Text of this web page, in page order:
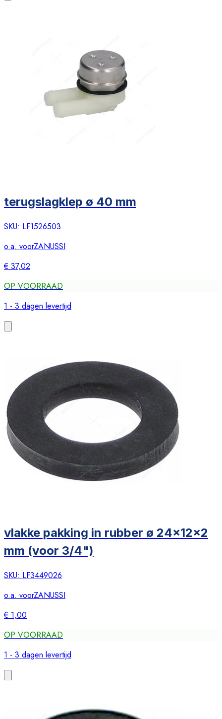
terugslagklep ø 40 mm
SKU: LF1526503
o.a. voorZANUSSI
€ 37,02
OP VOORRAAD
1 - 3 dagen levertijd
vlakke pakking in rubber ø 24x12x2
mm (voor 3/4")
SKU: LF3449026
o.a. voorZANUSSI
€ 1,00
OP VOORRAAD
1 - 3 dagen levertijd